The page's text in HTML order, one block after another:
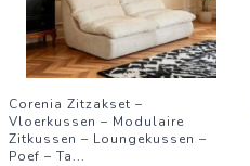
Corenia Zitzakset –
Vloerkussen – Modulaire
Zitkussen – Loungekussen –
Poef – Ta...